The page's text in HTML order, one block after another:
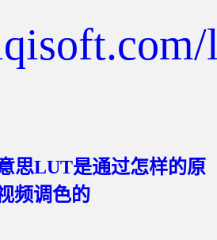
思LUT是通过怎样的原
频调色的